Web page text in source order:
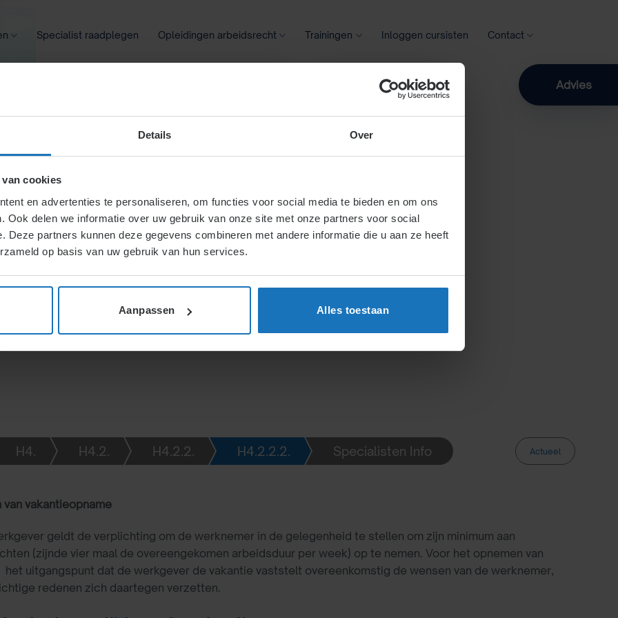
Details Over
cookies
en advertenties te personaliseren, om functies voor social media te bieden en om ons
Ook delen we informatie over uw gebruik van onze site met onze partners voor social
Deze partners kunnen deze gegevens combineren met andere informatie die u aan ze heeft
op basis van uw gebruik van hun services.
Aanpassen Alles toestaan
Specialist raadplegen Opleidingen arbeidsrecht Trainingen Inloggen cursisten Contact
Zoeken Advies
van de
wensen, tenzij
moet minimaal
en overeenkomsten
H4. H4.2. H4.2.2. H4.2.2.2. Specialisten Info Actueel
van vakantieopname
geldt de verplichting om de werknemer in de gelegenheid te stellen om zijn minimum aan
(zijnde vier maal de overeengekomen arbeidsduur per week) op te nemen. Voor het opnemen van
het uitgangspunt dat de werkgever de vakantie vaststelt overeenkomstig de wensen van de werknemer,
redenen zich daartegen verzetten.